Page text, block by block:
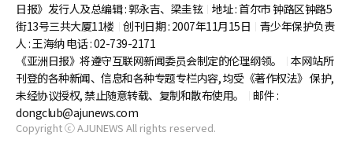
日报》发行人及总编辑 : 郭永吉、梁圭铉 地址 : 首尔市钟路区钟路5
街13号三共大厦11楼 创刊日期 : 2007年11月15日
青少年保护负责
人 : 王海纳 电话 : 02-739-2171
《亚洲日报》将遵守互联网新闻委员会制定的伦理纲领。
本网站所
刊登的各种新闻、信息和各种专题专栏内容, 均受《著作权法》 保护,
未经协议授权, 禁止随意转载、复制和散布使用。
邮件 :
dongclub@ajunews.com
Copyright ⓒ AJUNEWS All rights reserved.